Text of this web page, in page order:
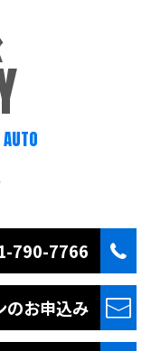
790-7766
のお申込み